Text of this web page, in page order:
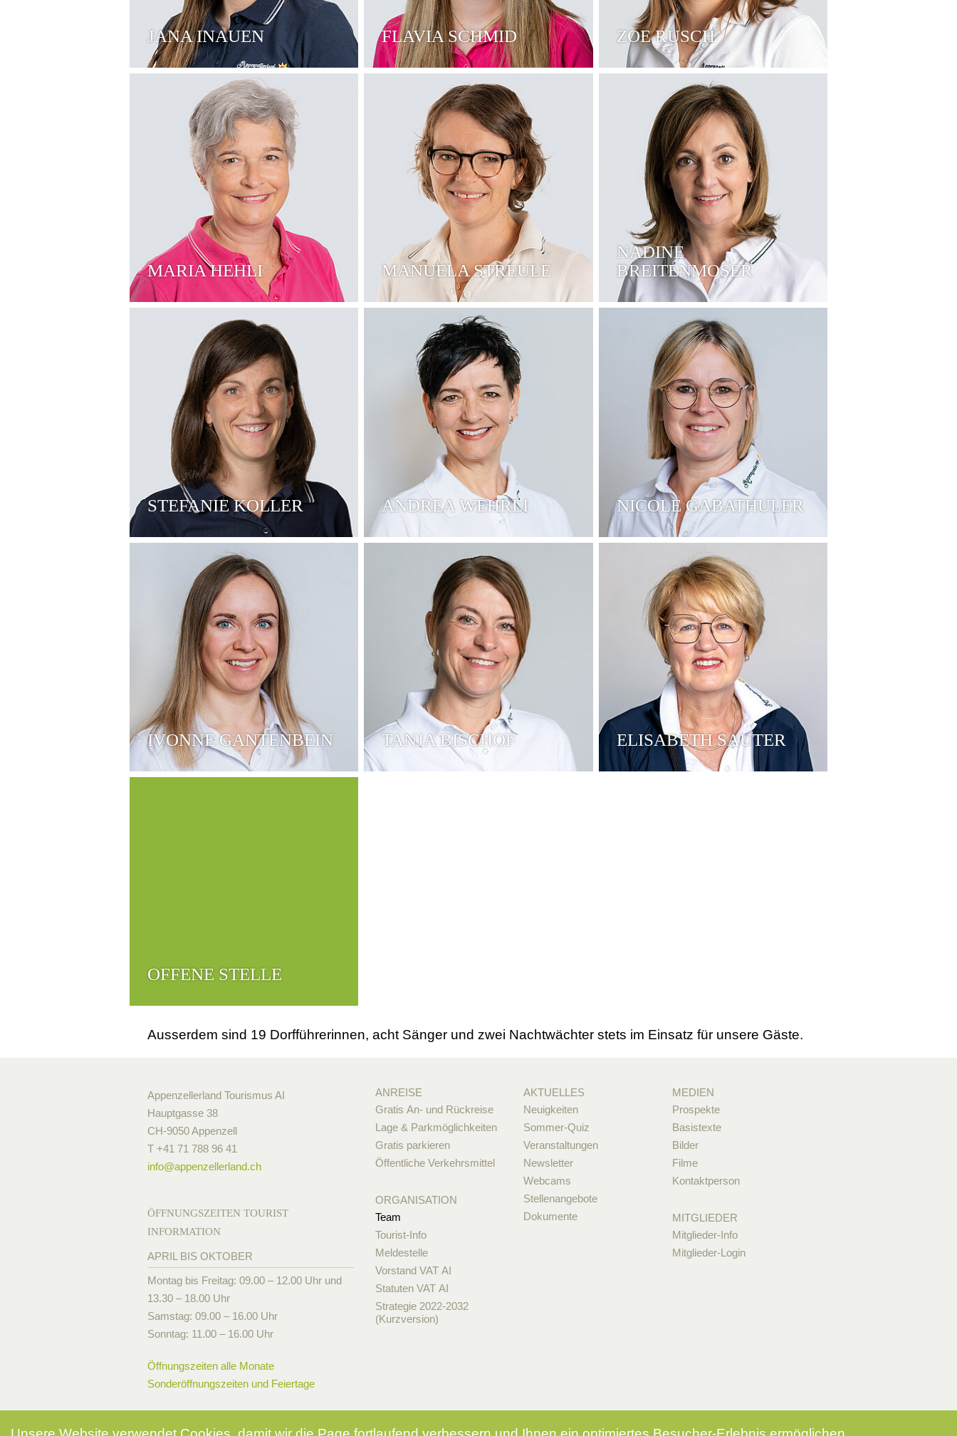
JANA INAUEN FLAVIA SCHMID ZOE RUSCH
MARIA HEHLI MANUELA STREULE
NADINE
BREITENMOSER
STEFANIE KOLLER ANDREA WEHRLI NICOLE GABATHULER
IVONNE GANTENBEIN TANJA BISCHOF ELISABETH SAUTER
OFFENE STELLE
Ausserdem sind 19 Dorfführerinnen, acht Sänger und zwei Nachtwächter stets im Einsatz für unsere Gäste.
Appenzellerland Tourismus AI
Hauptgasse 38
CH-9050 Appenzell
T +41 71 788 96 41
info@appenzellerland.ch
ÖFFNUNGSZEITEN TOURIST
INFORMATION
APRIL BIS OKTOBER
Montag bis Freitag: 09.00 – 12.00 Uhr und
13.30 – 18.00 Uhr
Samstag: 09.00 – 16.00 Uhr
Sonntag: 11.00 – 16.00 Uhr
Öffnungszeiten alle Monate
Sonderöffnungszeiten und Feiertage
ANREISE
Gratis An- und Rückreise
Lage & Parkmöglichkeiten
Gratis parkieren
Öffentliche Verkehrsmittel
ORGANISATION
Team
Tourist-Info
Meldestelle
Vorstand VAT AI
Statuten VAT AI
Strategie 2022-2032
(Kurzversion)
AKTUELLES
Neuigkeiten
Sommer-Quiz
Veranstaltungen
Newsletter
Webcams
Stellenangebote
Dokumente
MEDIEN
Prospekte
Basistexte
Bilder
Filme
Kontaktperson
MITGLIEDER
Mitglieder-Info
Mitglieder-Login